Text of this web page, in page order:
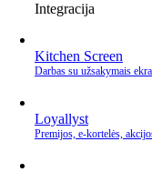
Integracija
Kitchen Screen
Darbas su užsakymais
Loyallyst
Premijos, e‑kortelės,